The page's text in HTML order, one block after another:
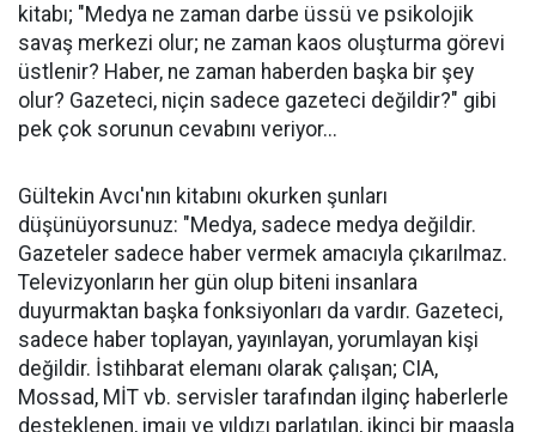
kitabı; "Medya ne zaman darbe üssü ve psikolojik
savaş merkezi olur; ne zaman kaos oluşturma görevi
üstlenir? Haber, ne zaman haberden başka bir şey
olur? Gazeteci, niçin sadece gazeteci değildir?" gibi
pek çok sorunun cevabını veriyor...
Gültekin Avcı'nın kitabını okurken şunları
düşünüyorsunuz: "Medya, sadece medya değildir.
Gazeteler sadece haber vermek amacıyla çıkarılmaz.
Televizyonların her gün olup biteni insanlara
duyurmaktan başka fonksiyonları da vardır. Gazeteci,
sadece haber toplayan, yayınlayan, yorumlayan kişi
değildir. İstihbarat elemanı olarak çalışan; CIA,
Mossad, MİT vb. servisler tarafından ilginç haberlerle
desteklenen, imajı ve yıldızı parlatılan, ikinci bir maaşla